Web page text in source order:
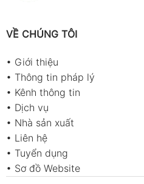
VỀ CHÚNG TÔI
• Giới thiệu
• Thông tin pháp lý
• Kênh thông tin
• Dịch vụ
• Nhà sản xuất
• Liên hệ
• Tuyển dụng
• Sơ đồ Website